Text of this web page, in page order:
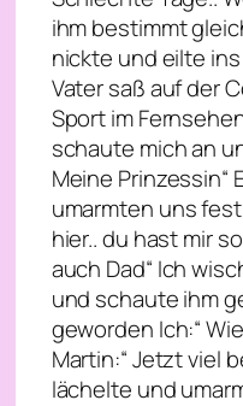
ihm bestimmt
nickte und eilte
Vater saß auf der
Sport im
schaute mich an
Meine Prinzessin“
umarmten uns
hier.. du hast mir
auch Dad“ Ich
und schaute ihm
geworden Ich:“
Martin:“ Jetzt viel
lächelte und